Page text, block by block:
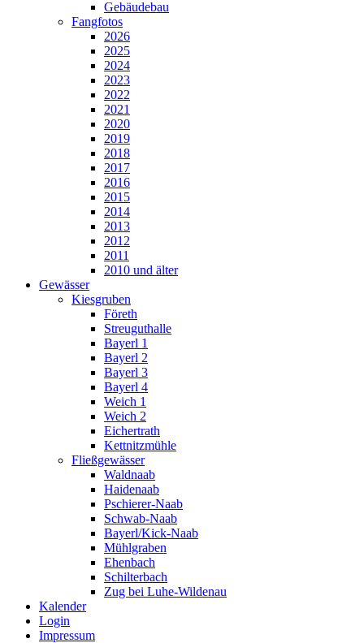
Gebäudebau
Fangfotos
2026
2025
2024
2023
2022
2021
2020
2019
2018
2017
2016
2015
2014
2013
2012
2011
2010 und älter
Gewässer
Kiesgruben
Företh
Streuguthalle
Bayerl 1
Bayerl 2
Bayerl 3
Bayerl 4
Weich 1
Weich 2
Eichertrath
Kettnitzmühle
Fließgewässer
Waldnaab
Haidenaab
Pschierer-Naab
Schwab-Naab
Bayerl/Kick-Naab
Mühlgraben
Ehenbach
Schilterbach
Zug bei Luhe-Wildenau
Kalender
Login
Impressum